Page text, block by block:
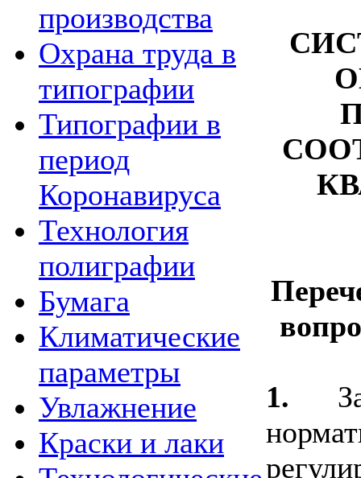
производства
Охрана труда в
типографии
Типографии в
период
Коронавируса
Технология
полиграфии
Бумага
Климатические
параметры
Увлажнение
Краски и лаки
1.